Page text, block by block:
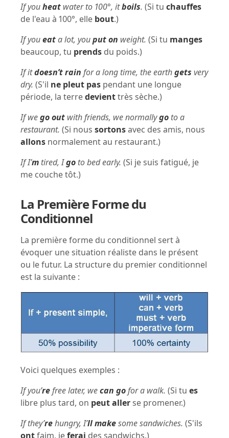
If youheat water to 100°, itboils. (Si tu chauffes
de l'eau à 100°, elle bout.)
If youeata lot, youput on weight. (Si tu manges
beaucoup, tu prends du poids.)
If itdoesn’t rain for a long time, the earthgets very
dry. (S'il ne pleut pas pendant une longue
période, la terredevienttrès sèche.)
If wego out with friends, we normallygo to a
restaurant. (Si nous sortonsavec des amis, nous
allons normalement au restaurant.)
If I’m tired, Igo to bed early. (Si je suis fatigué, je
me couche tôt.)
La Première Forme du
Conditionnel
La première forme du conditionnel sert à
évoquer une situation réaliste dans le présent
ou le futur. La structure du premier conditionnel
est la suivante :
Voici quelques exemples :
If you’refree later, wecan gofor a walk. (Si tu es
libre plus tard, on peut allerse promener.)
If they’rehungry, I’ll makesome sandwiches. (S'ils
ontfaim, jeferai des sandwichs.)